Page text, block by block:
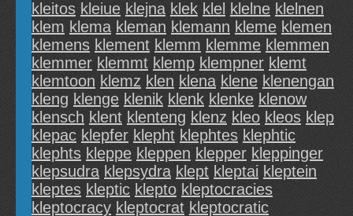
kleitos kleiue klejna klek klel klelne klelnen
klem klema kleman klemann kleme klemen
klemens klement klemm klemme klemmen
klemmer klemmt klemp klempner klemt
klemtoon klemz klen klena klene klenengan
kleng klenge klenik klenk klenke klenow
klensch klent klenteng klenz kleo kleos klep
klepac klepfer klepht klephtes klephtic
klephts kleppe kleppen klepper kleppinger
klepsudra klepsydra klept kleptai kleptein
kleptes kleptic klepto kleptocracies
kleptocracy kleptocrat kleptocratic